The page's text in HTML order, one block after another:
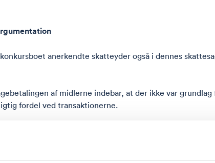
anerkendte skatteyder også i dennes
af midlerne indebar, at der ikke var
fordel ved transaktionerne.
skatteyder ikke var berettiget til at få nedsat sin